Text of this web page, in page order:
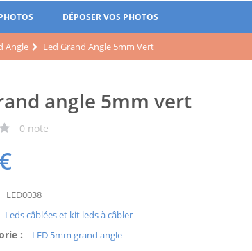
DÉPOSER VOS PHOTOS
Angle Led Grand Angle 5mm Vert
angle 5mm vert
0 note
€
LED0038
Leds câblées et kit leds à câbler
: LED 5mm grand angle